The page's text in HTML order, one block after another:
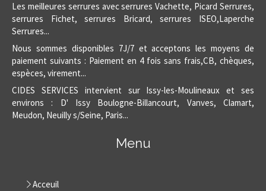
Les meilleures serrures avec serrures Vachette, Picard Serrures,
serrures Fichet, serrures Bricard, serrures ISEO,Laperche
Serrures...
Nous sommes disponibles 7J/7 et acceptons les moyens de
paiement suivants : Paiement en 4 fois sans frais,CB, chèques,
espèces, virement...
CIDES SERVICES intervient sur Issy-les-Moulineaux et ses
environs : D' Issy Boulogne-Billancourt, Vanves, Clamart,
Meudon, Neuilly s/Seine, Paris...
Menu
Acceuil